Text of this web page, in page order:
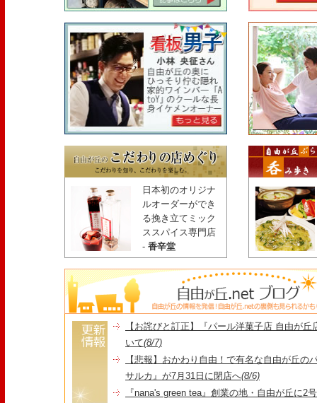
日本初のオリジナ
ルオーダーができ
る挽き立てミック
ススパイス専門店
- 香辛堂
【お詫びと訂正】『パール洋菓子店 自由が
いて(8/7)
【悲報】おかわり自由！で有名な自由が丘の
サルカ』が7月31日に閉店へ(8/6)
『nana's green tea』創業の地・自由が丘に2